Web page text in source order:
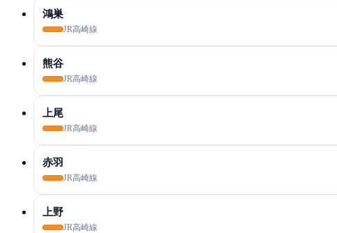
鴻巣
JR高崎線
熊谷
JR高崎線
上尾
JR高崎線
赤羽
JR高崎線
上野
JR高崎線